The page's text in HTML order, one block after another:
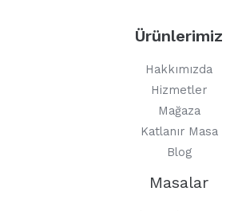
Ürünlerimiz
Hakkımızda
Hizmetler
Mağaza
Katlanır Masa
Blog
Masalar